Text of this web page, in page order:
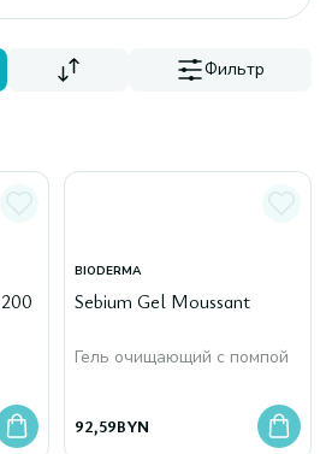
Фильтр
BIODERMA
Sebium Gel Moussant
Гель очищающий с помпой
92,59BYN